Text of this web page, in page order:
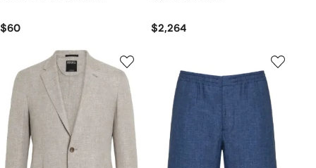
$60 $2,264